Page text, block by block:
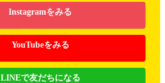
Instagramをみる
YouTubeをみる
LINEで友だちになる